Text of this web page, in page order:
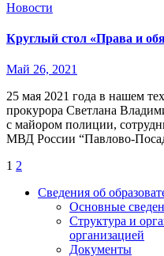
Новости
Круглый стол «Права и
Май 26, 2021
25 мая 2021 года в нашем
прокурора Светлана
с майором полиции,
МВД России “Павлово-
Пагинация
записей
1 2
Сведения об
Основные
Структура и
организацией
Документы